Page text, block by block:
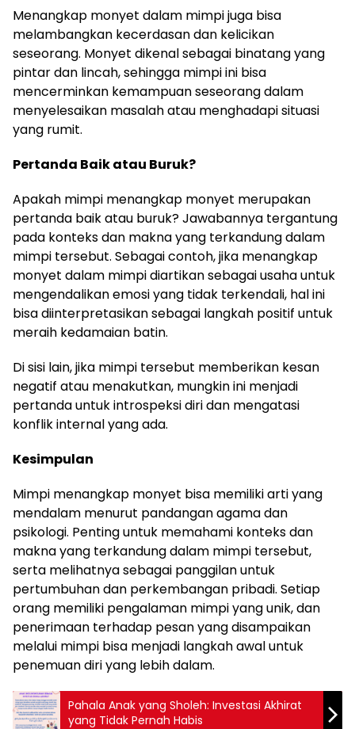
Menangkap monyet dalam mimpi juga bisa
melambangkan kecerdasan dan kelicikan
seseorang. Monyet dikenal sebagai binatang yang
pintar dan lincah, sehingga mimpi ini bisa
mencerminkan kemampuan seseorang dalam
menyelesaikan masalah atau menghadapi situasi
yang rumit.
Pertanda Baik atau Buruk?
Apakah mimpi menangkap monyet merupakan
pertanda baik atau buruk? Jawabannya tergantung
pada konteks dan makna yang terkandung dalam
mimpi tersebut. Sebagai contoh, jika menangkap
monyet dalam mimpi diartikan sebagai usaha untuk
mengendalikan emosi yang tidak terkendali, hal ini
bisa diinterpretasikan sebagai langkah positif untuk
meraih kedamaian batin.
Di sisi lain, jika mimpi tersebut memberikan kesan
negatif atau menakutkan, mungkin ini menjadi
pertanda untuk introspeksi diri dan mengatasi
konflik internal yang ada.
Kesimpulan
Mimpi menangkap monyet bisa memiliki arti yang
mendalam menurut pandangan agama dan
psikologi. Penting untuk memahami konteks dan
makna yang terkandung dalam mimpi tersebut,
serta melihatnya sebagai panggilan untuk
pertumbuhan dan perkembangan pribadi. Setiap
orang memiliki pengalaman mimpi yang unik, dan
penerimaan terhadap pesan yang disampaikan
melalui mimpi bisa menjadi langkah awal untuk
penemuan diri yang lebih dalam.
Pahala Anak yang Sholeh: Investasi Akhirat
yang Tidak Pernah Habis